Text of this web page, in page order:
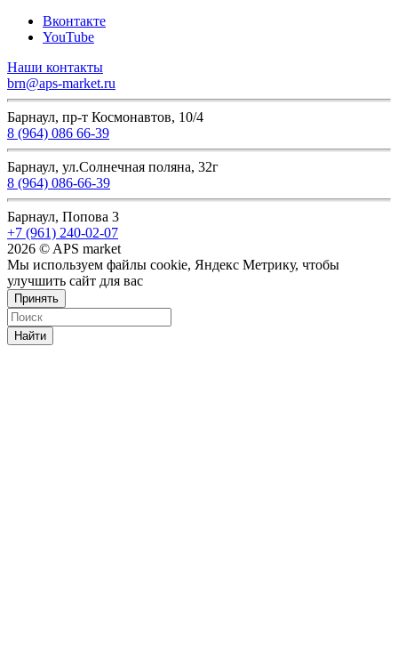
Вконтакте
YouTube
Наши контакты
brn@aps-market.ru
Барнаул, пр-т Космонавтов, 10/4
8 (964) 086 66-39
Барнаул, ул.Солнечная поляна, 32г
8 (964) 086-66-39
Барнаул, Попова 3
+7 (961) 240-02-07
2026 © APS market
Мы используем файлы cookie, Яндекс Метрику, чтобы
улучшить сайт для вас
Принять
Найти